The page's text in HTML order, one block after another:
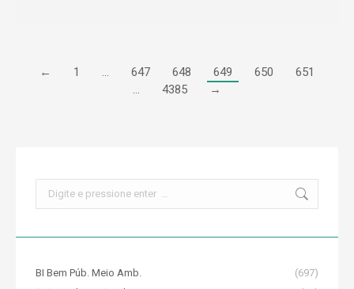
← 1 … 647 648 649 650
651
…
4385 →
BI Bem Púb. Meio Amb.
(697)